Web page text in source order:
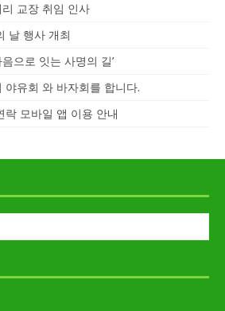
교장 취임 인사
날 행사 개최
으로 잇는 사명의 길’
유회 와 바자회를 합니다.
락 모바일 앱 이용 안내